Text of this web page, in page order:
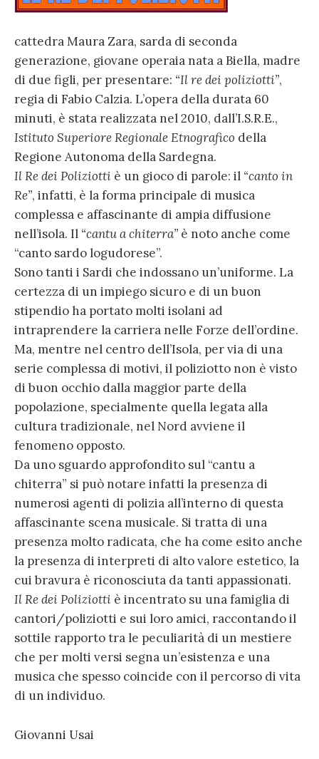
cattedra Maura Zara, sarda di seconda
generazione, giovane operaia nata a Biella, madre
di due figli, per presentare: “Il re dei poliziotti”,
regia di Fabio Calzia. L’opera della durata 60
minuti, è stata realizzata nel 2010, dall’I.S.R.E.,
Istituto Superiore Regionale Etnografico della
Regione Autonoma della Sardegna.
Il Re dei Poliziotti è un gioco di parole: il “canto in
Re”, infatti, è la forma principale di musica
complessa e affascinante di ampia diffusione
nell’isola. Il “cantu a chiterra” è noto anche come
“canto sardo logudorese”.
Sono tanti i Sardi che indossano un’uniforme. La
certezza di un impiego sicuro e di un buon
stipendio ha portato molti isolani ad
intraprendere la carriera nelle Forze dell’ordine.
Ma, mentre nel centro dell’Isola, per via di una
serie complessa di motivi, il poliziotto non è visto
di buon occhio dalla maggior parte della
popolazione, specialmente quella legata alla
cultura tradizionale, nel Nord avviene il
fenomeno opposto.
Da uno sguardo approfondito sul “cantu a
chiterra” si può notare infatti la presenza di
numerosi agenti di polizia all’interno di questa
affascinante scena musicale. Si tratta di una
presenza molto radicata, che ha come esito anche
la presenza di interpreti di alto valore estetico, la
cui bravura è riconosciuta da tanti appassionati.
Il Re dei Poliziotti è incentrato su una famiglia di
cantori/poliziotti e sui loro amici, raccontando il
sottile rapporto tra le peculiarità di un mestiere
che per molti versi segna un’esistenza e una
musica che spesso coincide con il percorso di vita
di un individuo.
Giovanni Usai